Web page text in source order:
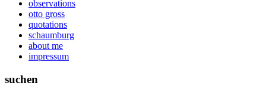
observations
otto gross
quotations
schaumburg
about me
impressum
suchen